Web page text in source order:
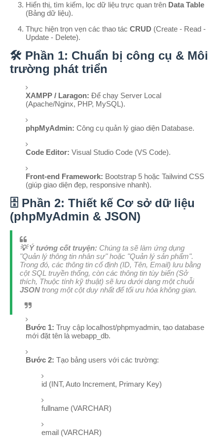
Hiển thị, tìm kiếm, lọc dữ liệu trực quan trên Data Table
(Bảng dữ liệu).
Thực hiện trọn vẹn các thao tác CRUD (Create - Read -
Update - Delete).
🛠️ Phần 1: Chuẩn bị công cụ & Môi
trường phát triển
XAMPP / Laragon: Để chạy Server Local
(Apache/Nginx, PHP, MySQL).
phpMyAdmin: Công cụ quản lý giao diện Database.
Code Editor: Visual Studio Code (VS Code).
Front-end Framework: Bootstrap 5 hoặc Tailwind CSS
(giúp giao diện đẹp, responsive nhanh).
🗄️ Phần 2: Thiết kế Cơ sở dữ liệu
(phpMyAdmin & JSON)
💡 Ý tưởng cốt truyện: Chúng ta sẽ làm ứng dụng
"Quản lý thông tin nhân sự" hoặc "Quản lý sản phẩm".
Trong đó, các thông tin cố định (ID, Tên, Email) lưu bằng
cột SQL truyền thống, còn các thông tin tùy biến (Sở
thích, Thuộc tính kỹ thuật) sẽ lưu dưới dạng một chuỗi
JSON trong một cột duy nhất để tối ưu hóa không gian.
Bước 1: Truy cập localhost/phpmyadmin, tạo database
mới đặt tên là webapp_db.
Bước 2: Tạo bảng users với các trường:
id (INT, Auto Increment, Primary Key)
fullname (VARCHAR)
email (VARCHAR)